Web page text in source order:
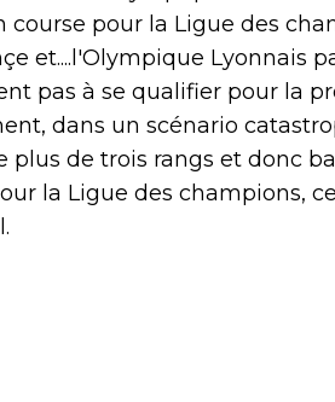
course pour la Ligue des
et....l'Olympique Lyonnais
pas à se qualifier pour la
dans un scénario
plus de trois rangs et donc
la Ligue des champions,